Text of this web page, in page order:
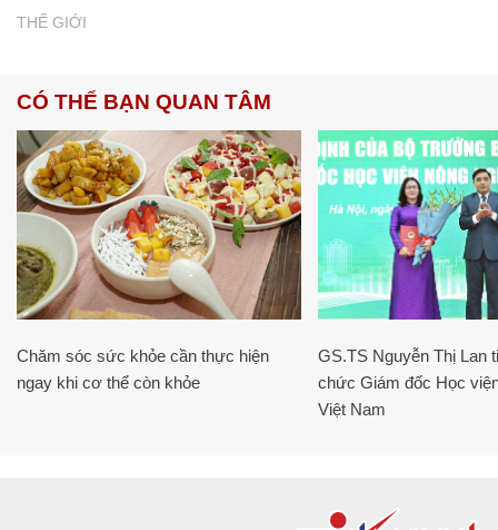
THẾ GIỚI
CÓ THỂ BẠN QUAN TÂM
Chăm sóc sức khỏe cần thực hiện
ngay khi cơ thể còn khỏe
GS.TS Nguyễn Thị Lan
chức Giám đốc Học
Việt Nam